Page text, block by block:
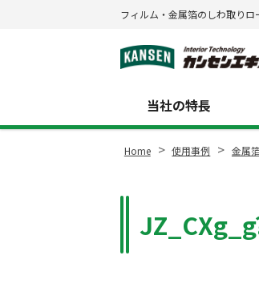
フィルム・金属箔のしわ取り
当社の特長
Home > 使用事例 > 金属